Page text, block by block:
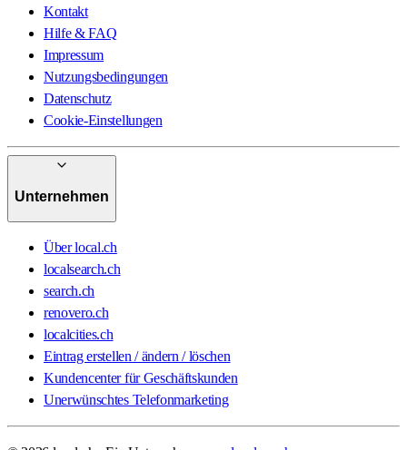
Kontakt
Hilfe & FAQ
Impressum
Nutzungsbedingungen
Datenschutz
Cookie-Einstellungen
Unternehmen
Über local.ch
localsearch.ch
search.ch
renovero.ch
localcities.ch
Eintrag erstellen / ändern / löschen
Kundencenter für Geschäftskunden
Unerwünschtes Telefonmarketing